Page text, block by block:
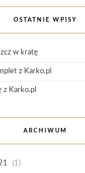
OSTATNIE WPISY
w kratę
z Karko.pl
z Karko.pl
ARCHIWUM
(1)